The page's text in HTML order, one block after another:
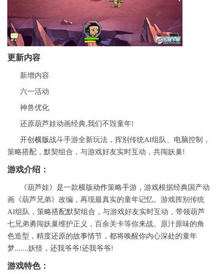
更新内容
新增内容
六一活动
神兽优化
还原葫芦娃动画经典,我们不毁童年!
开创 横版战斗手游全新玩法，挥别传统AI组队、电脑控制，
策略搭配，默契组合，与游戏好友实时互动，共闯妖巢!
游戏介绍：
《葫芦娃》是一款横版动作策略手游，游戏根据经典国产动
画《葫芦兄弟》改编，再现最真实的童年记忆。游戏挥别传统
AI组队，策略搭配默契组合，与游戏好友实时互动，带领葫芦
七兄弟勇闯妖巢维护正义，百余关卡等你来战。原汁原味的角
色造型，精度还原的故事情节，都将唤醒你内心深处的童年
梦.......妖怪，还我爷爷!还我爷爷!
游戏特色：